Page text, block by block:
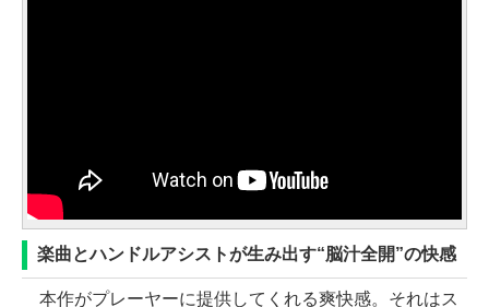
楽曲とハンドルアシストが生み出す“脳汁全開”の快感
本作がプレーヤーに提供してくれる爽快感。それはス